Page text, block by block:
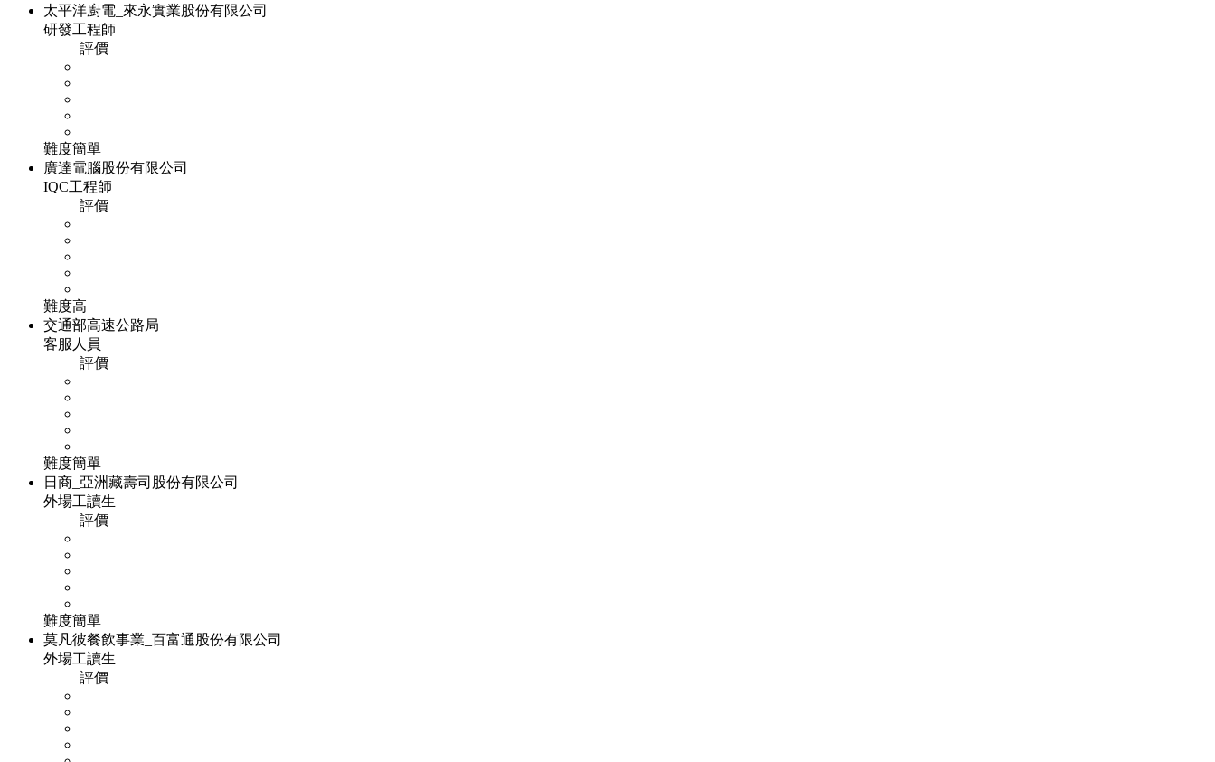
太平洋廚電_來永實業股份有限公司
研發工程師
評價
難度簡單
廣達電腦股份有限公司
IQC工程師
評價
難度高
交通部高速公路局
客服人員
評價
難度簡單
日商_亞洲藏壽司股份有限公司
外場工讀生
評價
難度簡單
莫凡彼餐飲事業_百富通股份有限公司
外場工讀生
評價